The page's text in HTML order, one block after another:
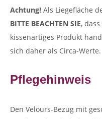
Achtung! Als Liegefläche
BITTE BEACHTEN SIE,
kissenartiges Produkt
sich daher als Circa-Werte.
Pflegehinweis
Den Velours-Bezug mit